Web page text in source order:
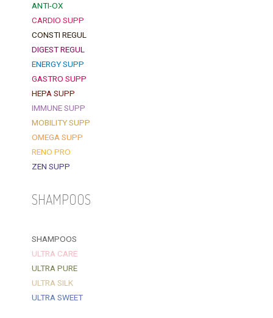
ANTI-OX
CARDIO SUPP
CONSTI REGUL
DIGEST REGUL
ENERGY SUPP
GASTRO SUPP
HEPA SUPP
IMMUNE SUPP
MOBILITY SUPP
OMEGA SUPP
RENO PRO
ZEN SUPP
SHAMPOOS
SHAMPOOS
ULTRA CARE
ULTRA PURE
ULTRA SILK
ULTRA SWEET